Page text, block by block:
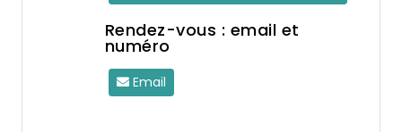
Rendez-vous : email et
numéro
Email